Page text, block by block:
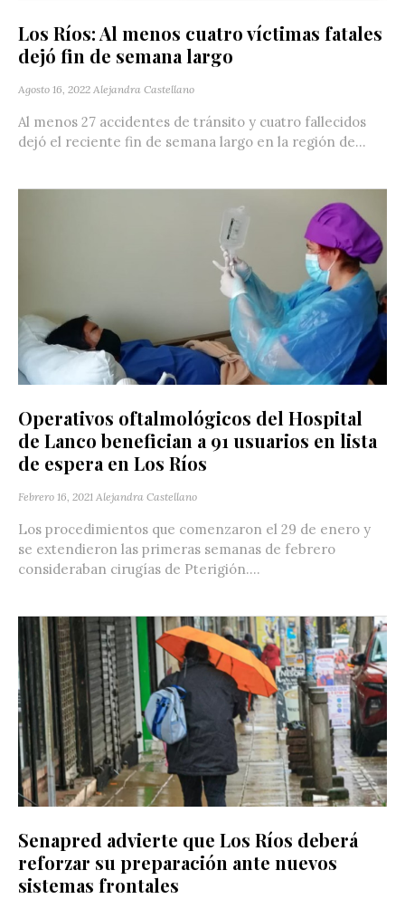
Los Ríos: Al menos cuatro víctimas fatales
dejó fin de semana largo
Agosto 16, 2022 Alejandra Castellano
Al menos 27 accidentes de tránsito y cuatro fallecidos
dejó el reciente fin de semana largo en la región de...
Operativos oftalmológicos del Hospital
de Lanco benefician a 91 usuarios en lista
de espera en Los Ríos
Febrero 16, 2021 Alejandra Castellano
Los procedimientos que comenzaron el 29 de enero y
se extendieron las primeras semanas de febrero
consideraban cirugías de Pterigión....
Senapred advierte que Los Ríos deberá
reforzar su preparación ante nuevos
sistemas frontales